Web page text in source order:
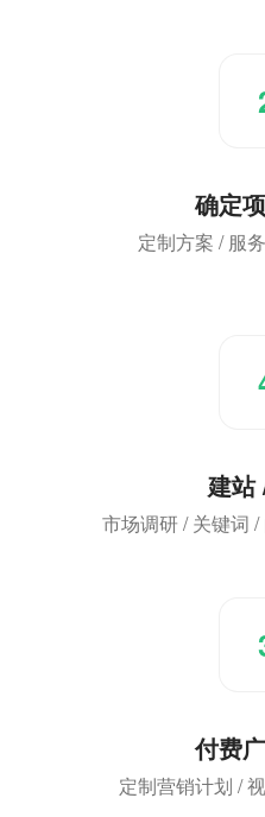
确定
定制方案 / 服
建站
市场调研 / 关键词
付费
定制营销计划 /